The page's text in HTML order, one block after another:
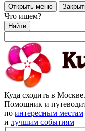
Открыть меню
Что ищем?
Найти
Куда сходить в
Помощник и
по интересным местам
и лучшим событиям